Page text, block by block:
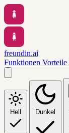
freundin.ai
Funktionen Vorteile
Hell Dunkel